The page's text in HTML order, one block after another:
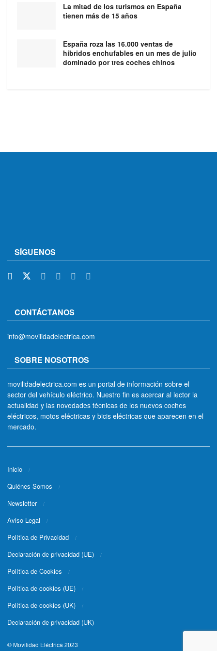
La mitad de los turismos en España
tienen más de 15 años
España roza las 16.000 ventas de
híbridos enchufables en un mes de julio
dominado por tres coches chinos
SÍGUENOS
CONTÁCTANOS
info@movilidadelectrica.com
SOBRE NOSOTROS
movilidadelectrica.com es un portal de información sobre el
sector del vehículo eléctrico. Nuestro fin es acercar al lector la
actualidad y las novedades técnicas de los nuevos coches
eléctricos, motos eléctricas y bicis eléctricas que aparecen en el
mercado.
Inicio
Quiénes Somos
Newsletter
Aviso Legal
Política de Privacidad
Declaración de privacidad (UE)
Política de Cookies
Política de cookies (UE)
Política de cookies (UK)
Declaración de privacidad (UK)
© Movilidad Eléctrica 2023